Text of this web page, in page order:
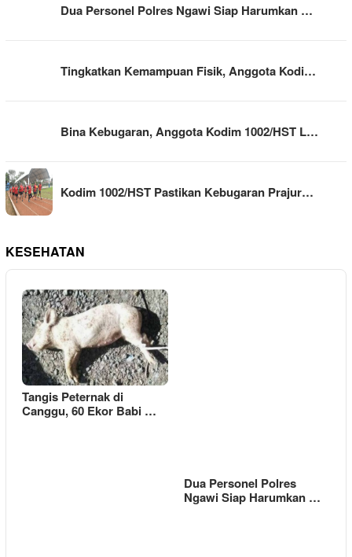
Dua Personel Polres Ngawi Siap Harumkan …
Tingkatkan Kemampuan Fisik, Anggota Kodi…
Bina Kebugaran, Anggota Kodim 1002/HST L…
Kodim 1002/HST Pastikan Kebugaran Prajur…
KESEHATAN
Tangis Peternak di
Canggu, 60 Ekor Babi …
Dua Personel Polres
Ngawi Siap Harumkan …